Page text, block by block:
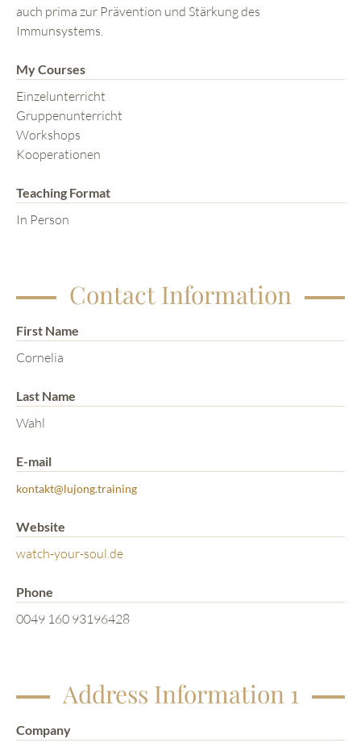
auch prima zur Prävention und Stärkung des
Immunsystems.
My Courses
Einzelunterricht
Gruppenunterricht
Workshops
Kooperationen
Teaching Format
In Person
Contact Information
First Name
Cornelia
Last Name
Wahl
E-mail
kontakt@lujong.training
Website
watch-your-soul.de
Phone
0049 160 93196428
Address Information 1
Company